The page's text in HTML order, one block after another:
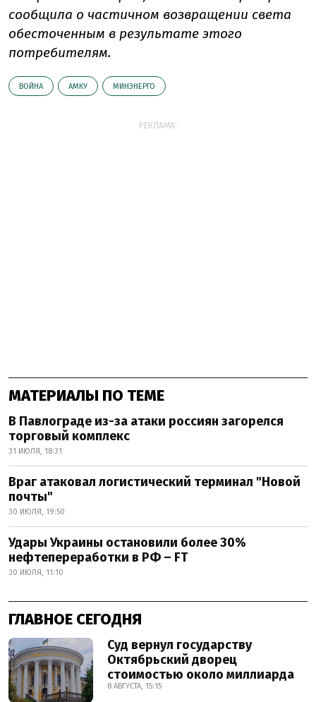
сообщила о частичном возвращении света
обесточенным в результате этого
потребителям.
ВОЙНА АМКУ МИНЭНЕРГО
РЕКЛАМА:
МАТЕРИАЛЫ ПО ТЕМЕ
В Павлограде из-за атаки россиян загорелся
торговый комплекс
31 ИЮЛЯ, 18:31
Враг атаковал логистический терминал "Новой
почты"
30 ИЮЛЯ, 19:50
Удары Украины остановили более 30%
нефтепереработки в РФ – FT
30 ИЮЛЯ, 11:10
ГЛАВНОЕ СЕГОДНЯ
Суд вернул государству
Октябрьский дворец
стоимостью около миллиарда
8 АВГУСТА, 15:15